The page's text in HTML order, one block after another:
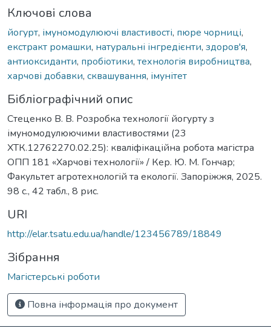
Ключові слова
йогурт, імуномодулюючі властивості, пюре чорниці,
екстракт ромашки, натуральні інгредієнти, здоров'я,
антиоксиданти, пробіотики, технологія виробництва,
харчові добавки, сквашування, імунітет
Бібліографічний опис
Стеценко В. В. Розробка технології йогурту з
імуномодулюючими властивостями (23
ХТК.12762270.02.25): кваліфікаційна робота магістра
ОПП 181 «Харчові технології» / Кер. Ю. М. Гончар;
Факультет агротехнологій та екології. Запоріжжя, 2025.
98 с., 42 табл., 8 рис.
URI
http://elar.tsatu.edu.ua/handle/123456789/18849
Зібрання
Магістерські роботи
Повна інформація про документ